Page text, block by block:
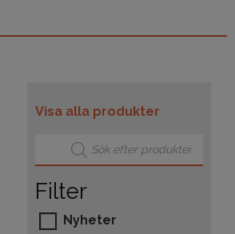
Visa alla produkter
Produktsökning
Filter
Nyheter